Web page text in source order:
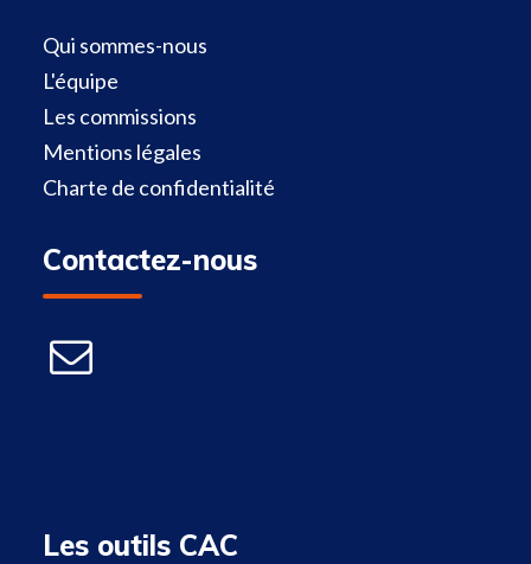
Qui sommes-nous
L'équipe
Les commissions
Mentions légales
Charte de confidentialité
Contactez-nous
Les outils CAC